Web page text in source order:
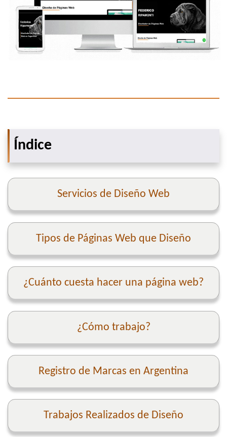
Índice
Servicios de Diseño Web
Tipos de Páginas Web que Diseño
¿Cuánto cuesta hacer una página web?
¿Cómo trabajo?
Registro de Marcas en Argentina
Trabajos Realizados de Diseño